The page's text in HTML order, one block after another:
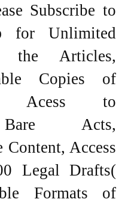
Subscribe to
for Unlimited
Articles,
Copies of
Acess to
Bare Acts,
Content, Access
Legal Drafts(
Formats of